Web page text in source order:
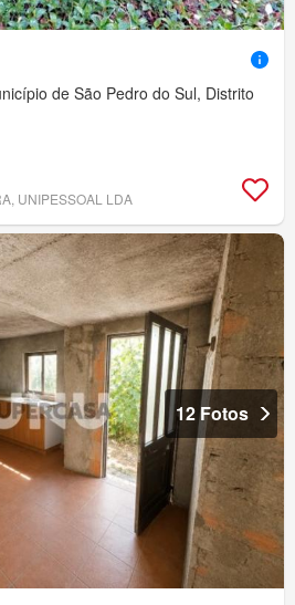
de São Pedro do Sul, Distrito
UNIPESSOAL LDA
12 Fotos